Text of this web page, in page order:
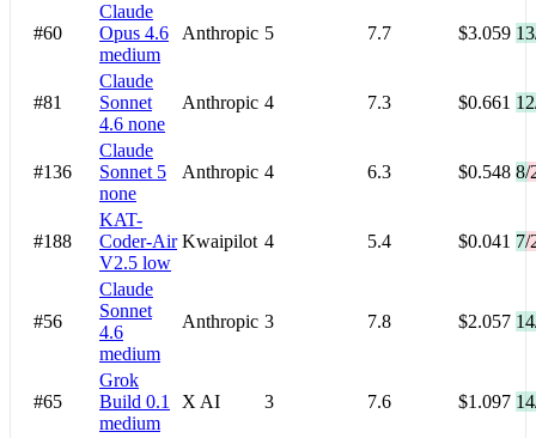
#60
Claude
Opus 4.6
medium
Anthropic 5 7.7 $3.059
#81
Claude
Sonnet
4.6 none
Anthropic 4 7.3 $0.661
#136
Claude
Sonnet 5
none
Anthropic 4 6.3 $0.548 8/
#188
KAT-
Coder-Air
V2.5 low
Kwaipilot 4 5.4 $0.041 7/
#56
Claude
Sonnet
4.6
medium
Anthropic 3 7.8 $2.057
#65
Grok
Build 0.1
medium
X AI 3 7.6 $1.097